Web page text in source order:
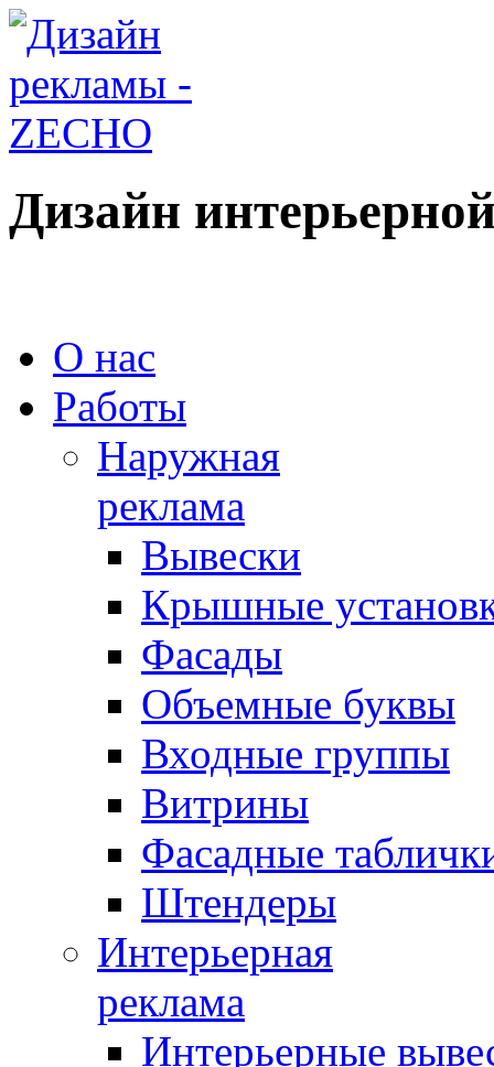
Дизайн
О нас
Работы
Наружная
реклама
Вывески
Крышные
Фасады
Объемные буквы
Входные группы
Витрины
Фасадные
Штендеры
Интерьерная
реклама
Интерьерные